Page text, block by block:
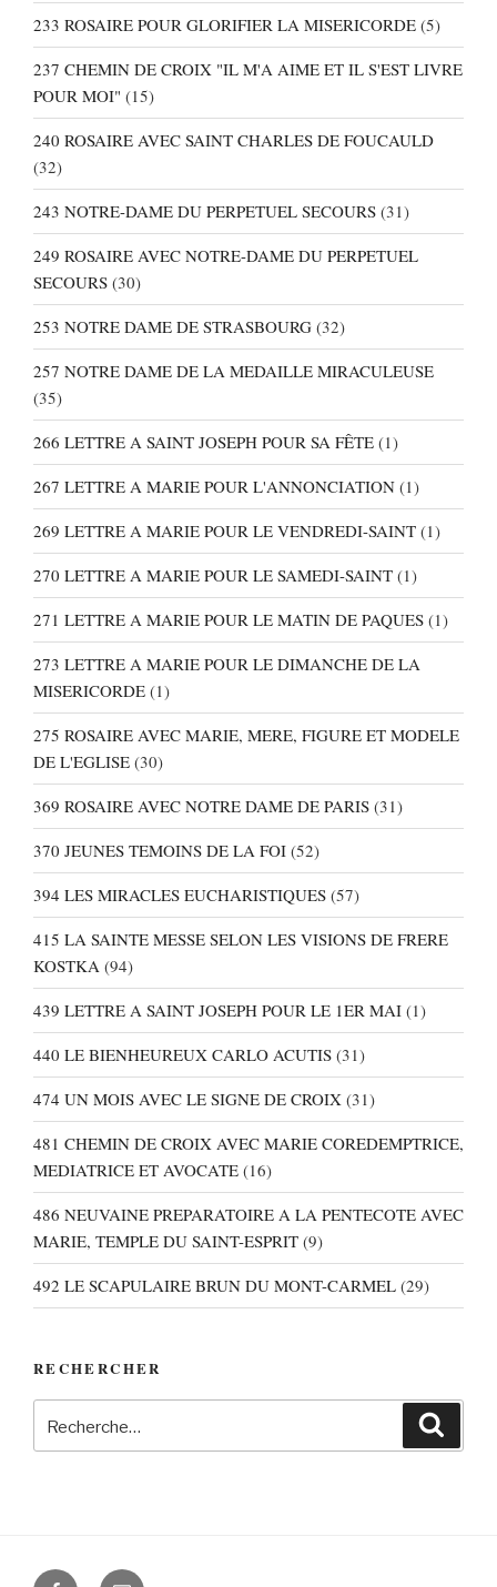
233 ROSAIRE POUR GLORIFIER LA MISERICORDE (5)
237 CHEMIN DE CROIX "IL M'A AIME ET IL S'EST LIVRE
POUR MOI" (15)
240 ROSAIRE AVEC SAINT CHARLES DE FOUCAULD
(32)
243 NOTRE-DAME DU PERPETUEL SECOURS (31)
249 ROSAIRE AVEC NOTRE-DAME DU PERPETUEL
SECOURS (30)
253 NOTRE DAME DE STRASBOURG (32)
257 NOTRE DAME DE LA MEDAILLE MIRACULEUSE
(35)
266 LETTRE A SAINT JOSEPH POUR SA FÊTE (1)
267 LETTRE A MARIE POUR L'ANNONCIATION (1)
269 LETTRE A MARIE POUR LE VENDREDI-SAINT (1)
270 LETTRE A MARIE POUR LE SAMEDI-SAINT (1)
271 LETTRE A MARIE POUR LE MATIN DE PAQUES (1)
273 LETTRE A MARIE POUR LE DIMANCHE DE LA
MISERICORDE (1)
275 ROSAIRE AVEC MARIE, MERE, FIGURE ET MODELE
DE L'EGLISE (30)
369 ROSAIRE AVEC NOTRE DAME DE PARIS (31)
370 JEUNES TEMOINS DE LA FOI (52)
394 LES MIRACLES EUCHARISTIQUES (57)
415 LA SAINTE MESSE SELON LES VISIONS DE FRERE
KOSTKA (94)
439 LETTRE A SAINT JOSEPH POUR LE 1ER MAI (1)
440 LE BIENHEUREUX CARLO ACUTIS (31)
474 UN MOIS AVEC LE SIGNE DE CROIX (31)
481 CHEMIN DE CROIX AVEC MARIE COREDEMPTRICE,
MEDIATRICE ET AVOCATE (16)
486 NEUVAINE PREPARATOIRE A LA PENTECOTE AVEC
MARIE, TEMPLE DU SAINT-ESPRIT (9)
492 LE SCAPULAIRE BRUN DU MONT-CARMEL (29)
RECHERCHER
pour